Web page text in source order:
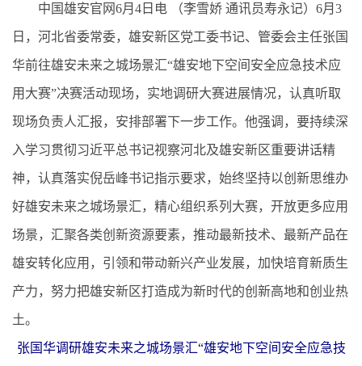
中国雄安官网6月4日电 （李雪娇 通讯员寿永记） 6月3
日，河北省委常委，雄安新区党工委书记、管委会主任张国
华前往雄安未来之城场景汇“雄安地下空间安全应急技术应
用大赛”决赛活动现场，实地调研大赛进展情况，认真听取
现场负责人汇报，安排部署下一步工作。他强调，要持续深
入学习贯彻习近平总书记视察河北及雄安新区重要讲话精
神，认真落实倪岳峰书记指示要求，始终坚持以创新思维办
好雄安未来之城场景汇，精心组织系列大赛，开放更多应用
场景，汇聚各类创新资源要素，推动最新技术、最新产品在
雄安转化应用，引领和带动新兴产业发展，加快培育新质生
产力，努力把雄安新区打造成为新时代的创新高地和创业热
土。
张国华调研雄安未来之城场景汇“雄安地下空间安全应急技